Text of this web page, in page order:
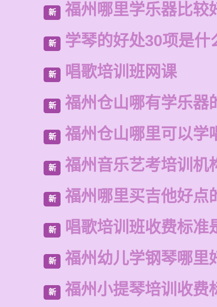
新 福州哪里学乐器比较
新 学琴的好处30项是什
新 唱歌培训班网课
新 福州仓山哪有学乐器
新 福州仓山哪里可以学
新 福州音乐艺考培训机
新 福州哪里买吉他好点
新 唱歌培训班收费标准
新 福州幼儿学钢琴哪里
新 福州小提琴培训收费